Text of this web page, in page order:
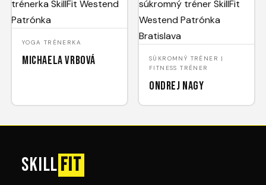
YOGA TRÉNERKA
Michaela Vrbová
SÚKROMNÝ TRÉNER |
FITNESS TRÉNER
Ondrej Nagy
SKILLFIT